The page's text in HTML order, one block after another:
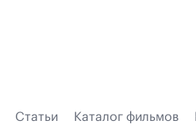
Статьи Каталог фильмов